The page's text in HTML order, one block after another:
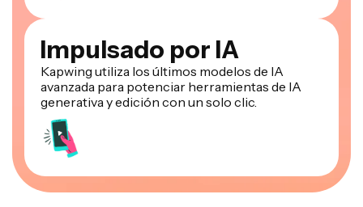
Impulsado por IA
Kapwing utiliza los últimos modelos de IA
avanzada para potenciar herramientas de IA
generativa y edición con un solo clic.